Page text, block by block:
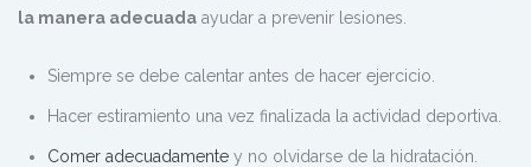
la manera adecuada ayudar a prevenir lesiones.
Siempre se debe calentar antes de hacer ejercicio.
Hacer estiramiento una vez finalizada la actividad deportiva.
Comer adecuadamente y no olvidarse de la hidratación.